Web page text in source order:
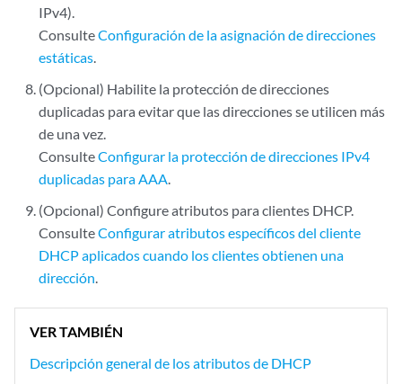
IPv4).
ConsulteConfiguración de la asignación de direcciones
estáticas.
(Opcional) Habilite la protección de direcciones
duplicadas para evitar que las direcciones se utilicen más
de una vez.
ConsulteConfigurar la protección de direcciones IPv4
duplicadas para AAA.
(Opcional) Configure atributos para clientes DHCP.
ConsulteConfigurar atributos específicos del cliente
DHCP aplicados cuando los clientes obtienen una
dirección.
VER TAMBIÉN
Descripción general de los atributos de DHCP